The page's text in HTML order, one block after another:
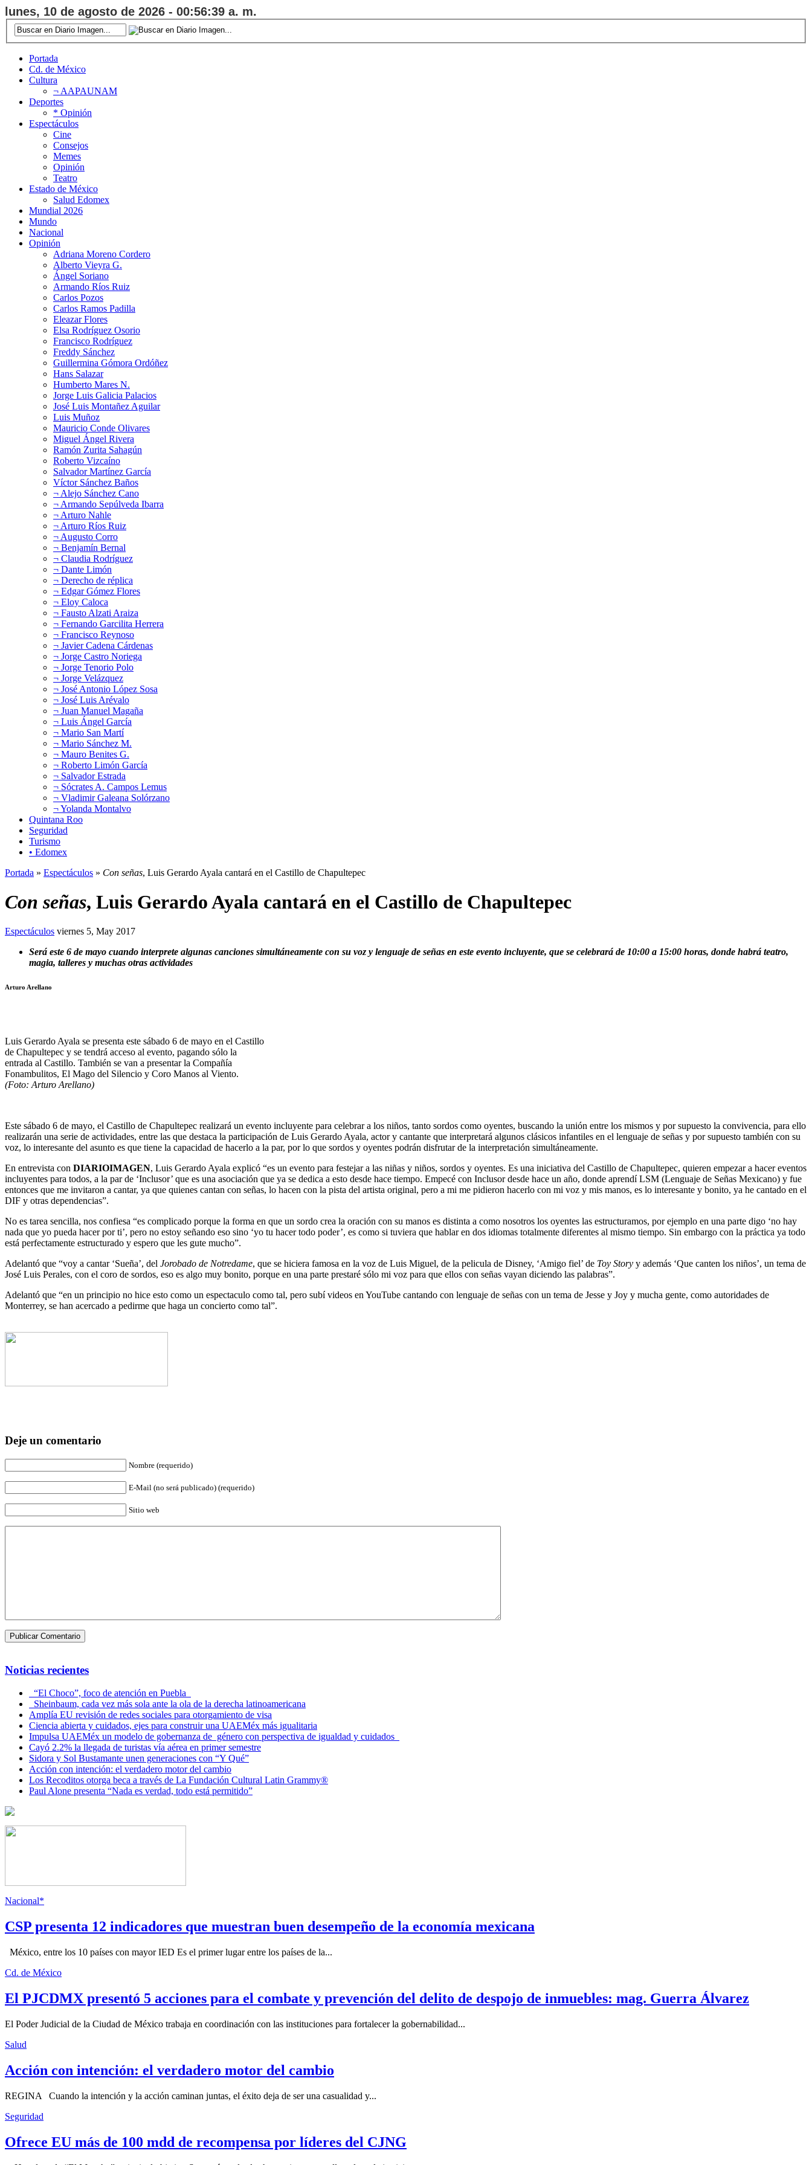
lunes, 10 de agosto de 2026 - 00:56:40 a. m.
Portada
Cd. de México
Cultura
¬ AAPAUNAM
Deportes
* Opinión
Espectáculos
Cine
Consejos
Memes
Opinión
Teatro
Estado de México
Salud Edomex
Mundial 2026
Mundo
Nacional
Opinión
Adriana Moreno Cordero
Alberto Vieyra G.
Ángel Soriano
Armando Ríos Ruiz
Carlos Pozos
Carlos Ramos Padilla
Eleazar Flores
Elsa Rodríguez Osorio
Francisco Rodríguez
Freddy Sánchez
Guillermina Gómora Ordóñez
Hans Salazar
Humberto Mares N.
Jorge Luis Galicia Palacios
José Luis Montañez Aguilar
Luis Muñoz
Mauricio Conde Olivares
Miguel Ángel Rivera
Ramón Zurita Sahagún
Roberto Vizcaíno
Salvador Martínez García
Víctor Sánchez Baños
¬ Alejo Sánchez Cano
¬ Armando Sepúlveda Ibarra
¬ Arturo Nahle
¬ Arturo Ríos Ruiz
¬ Augusto Corro
¬ Benjamín Bernal
¬ Claudia Rodríguez
¬ Dante Limón
¬ Derecho de réplica
¬ Edgar Gómez Flores
¬ Eloy Caloca
¬ Fausto Alzati Araiza
¬ Fernando Garcilita Herrera
¬ Francisco Reynoso
¬ Javier Cadena Cárdenas
¬ Jorge Castro Noriega
¬ Jorge Tenorio Polo
¬ Jorge Velázquez
¬ José Antonio López Sosa
¬ José Luis Arévalo
¬ Juan Manuel Magaña
¬ Luis Ángel García
¬ Mario San Martí
¬ Mario Sánchez M.
¬ Mauro Benites G.
¬ Roberto Limón García
¬ Salvador Estrada
¬ Sócrates A. Campos Lemus
¬ Vladimir Galeana Solórzano
¬ Yolanda Montalvo
Quintana Roo
Seguridad
Turismo
• Edomex
Portada » Espectáculos » Con señas, Luis Gerardo Ayala cantará en el Castillo de Chapultepec
Con señas, Luis Gerardo Ayala cantará en el Castillo de Chapultepec
Espectáculos viernes 5, May 2017
Será este 6 de mayo cuando interprete algunas canciones simultáneamente con su voz y lenguaje de señas en este evento incluyente, que se celebrará de 10:00 a 15:00 horas, donde habrá teatro,
magia, talleres y muchas otras actividades
Arturo Arellano
Luis Gerardo Ayala se presenta este sábado 6 de mayo en el Castillo
de Chapultepec y se tendrá acceso al evento, pagando sólo la
entrada al Castillo. También se van a presentar la Compañía
Fonambulitos, El Mago del Silencio y Coro Manos al Viento.
(Foto: Arturo Arellano)
Este sábado 6 de mayo, el Castillo de Chapultepec realizará un evento incluyente para celebrar a los niños, tanto sordos como oyentes, buscando la unión entre los mismos y por supuesto la convivencia, para ello
realizarán una serie de actividades, entre las que destaca la participación de Luis Gerardo Ayala, actor y cantante que interpretará algunos clásicos infantiles en el lenguaje de señas y por supuesto también con su
voz, lo interesante del asunto es que tiene la capacidad de hacerlo a la par, por lo que sordos y oyentes podrán disfrutar de la interpretación simultáneamente.
En entrevista con DIARIOIMAGEN, Luis Gerardo Ayala explicó “es un evento para festejar a las niñas y niños, sordos y oyentes. Es una iniciativa del Castillo de Chapultepec, quieren empezar a hacer eventos
incluyentes para todos, a la par de ‘Inclusor’ que es una asociación que ya se dedica a esto desde hace tiempo. Empecé con Inclusor desde hace un año, donde aprendí LSM (Lenguaje de Señas Mexicano) y fue
entonces que me invitaron a cantar, ya que quienes cantan con señas, lo hacen con la pista del artista original, pero a mi me pidieron hacerlo con mi voz y mis manos, es lo interesante y bonito, ya he cantado en el
DIF y otras dependencias”.
No es tarea sencilla, nos confiesa “es complicado porque la forma en que un sordo crea la oración con su manos es distinta a como nosotros los oyentes las estructuramos, por ejemplo en una parte digo ‘no hay
nada que yo pueda hacer por ti’, pero no estoy señando eso sino ‘yo tu hacer todo poder’, es como si tuviera que hablar en dos idiomas totalmente diferentes al mismo tiempo. Sin embargo con la práctica ya todo
está perfectamente estructurado y espero que les gute mucho”.
Adelantó que “voy a cantar ‘Sueña’, del Jorobado de Notredame, que se hiciera famosa en la voz de Luis Miguel, de la pelicula de Disney, ‘Amigo fiel’ de Toy Story y además ‘Que canten los niños’, un tema de
José Luis Perales, con el coro de sordos, eso es algo muy bonito, porque en una parte prestaré sólo mi voz para que ellos con señas vayan diciendo las palabras”.
Adelantó que “en un principio no hice esto como un espectaculo como tal, pero subí videos en YouTube cantando con lenguaje de señas con un tema de Jesse y Joy y mucha gente, como autoridades de
Monterrey, se han acercado a pedirme que haga un concierto como tal”.
Deje un comentario
Nombre (requerido)
E-Mail (no será publicado) (requerido)
Sitio web
Noticias recientes
“El Choco”, foco de atención en Puebla
Sheinbaum, cada vez más sola ante la ola de la derecha latinoamericana
Amplía EU revisión de redes sociales para otorgamiento de visa
Ciencia abierta y cuidados, ejes para construir una UAEMéx más igualitaria
Impulsa UAEMéx un modelo de gobernanza de género con perspectiva de igualdad y cuidados
Cayó 2.2% la llegada de turistas vía aérea en primer semestre
Sidora y Sol Bustamante unen generaciones con “Y Qué”
Acción con intención: el verdadero motor del cambio
Los Recoditos otorga beca a través de La Fundación Cultural Latin Grammy®
Paul Alone presenta “Nada es verdad, todo está permitido”
Nacional*
CSP presenta 12 indicadores que muestran buen desempeño de la economía mexicana
México, entre los 10 países con mayor IED Es el primer lugar entre los países de la...
Cd. de México
El PJCDMX presentó 5 acciones para el combate y prevención del delito de despojo de inmuebles: mag. Guerra Álvarez
El Poder Judicial de la Ciudad de México trabaja en coordinación con las instituciones para fortalecer la gobernabilidad...
Salud
Acción con intención: el verdadero motor del cambio
REGINA Cuando la intención y la acción caminan juntas, el éxito deja de ser una casualidad y...
Seguridad
Ofrece EU más de 100 mdd de recompensa por líderes del CJNG